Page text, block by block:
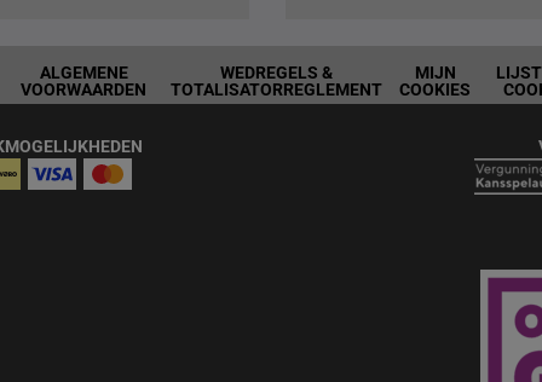
ALGEMENE
VOORWAARDEN
WEDREGELS &
TOTALISATORREGLEMENT
MIJN
COOKIES